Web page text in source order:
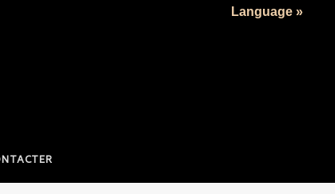
Language »